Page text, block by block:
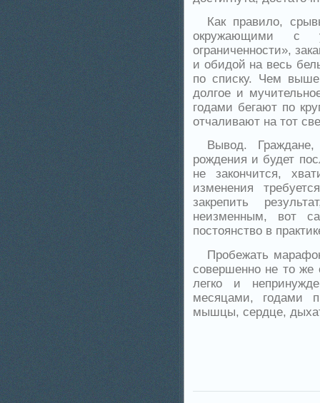
Как правило,
окружающими с
ограниченности»,
и обидой на весь
по списку. Чем выше
долгое и
годами бегают по
отчаливают на тот
Вывод.
рождения и будет
не закончится,
изменения
закрепить
неизменным, вот
постоянство в
Пробежать
совершенно не то же
легко и
месяцами, годами
мышцы, сердце,